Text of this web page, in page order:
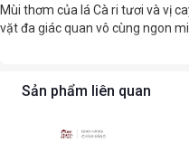
Mùi thơm của lá Cà ri tươi và vị
vặt đa giác quan vô cùng ngon
Sản phẩm liên quan